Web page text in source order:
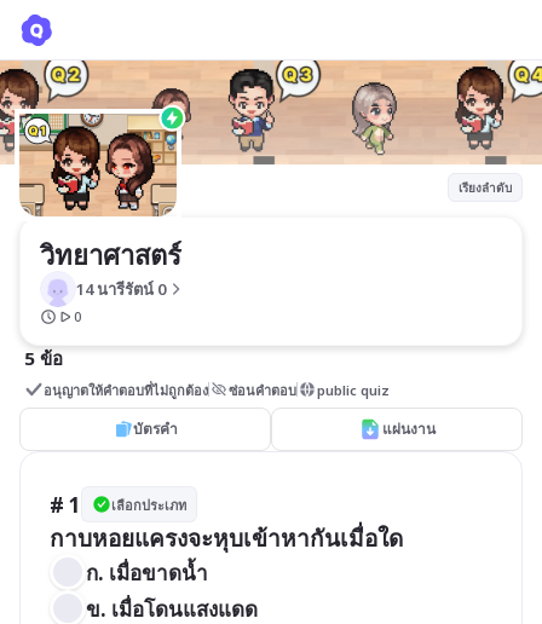
เรียงลำดับ
วิทยาศาสตร์
14 นารีรัตน์ 0
0
5 ข้อ
อนุญาตให้คำตอบที่ไม่ถูกต้อง ซ่อนคำตอบ public quiz
บัตรคำ แผ่นงาน
# 1 เลือกประเภท
ก. เมื่อขาดน้ำ
ข. เมื่อโดนแสงแดด